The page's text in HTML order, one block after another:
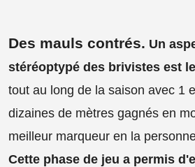
Des mauls contrés. Un
stéréoptypé des brivistes est
tout au long de la saison avec 1
dizaines de mètres gagnés en
meilleur marqueur en la
Cette phase de jeu a permis